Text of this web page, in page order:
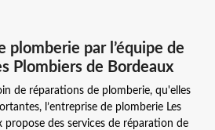
plomberie par l’équipe de
Plombiers de Bordeaux
de réparations de plomberie, qu'elles
l’entreprise de plomberie Les
propose des services de réparation de